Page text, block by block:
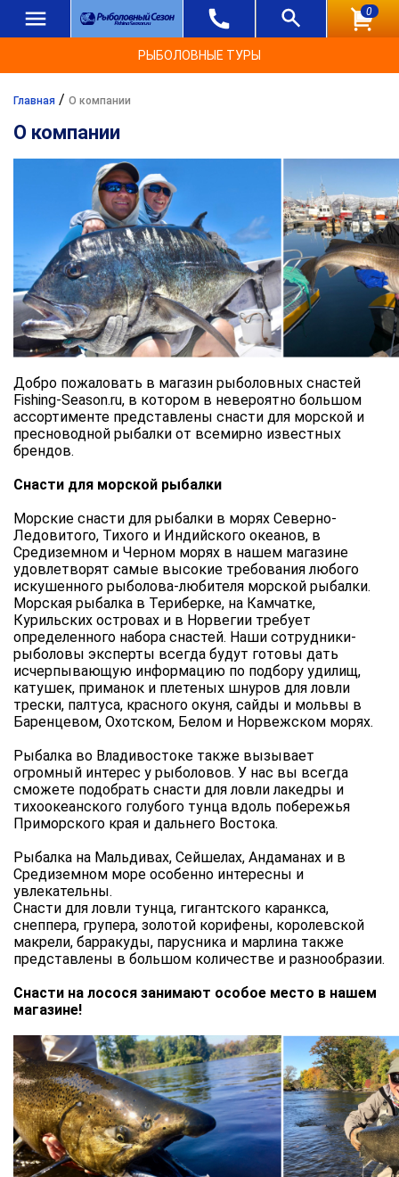
0
РЫБОЛОВНЫЕ ТУРЫ
Главная / О компании
О компании
Добро пожаловать в магазин рыболовных снастей
Fishing-Season.ru, в котором в невероятно большом
ассортименте представлены снасти для морской и
пресноводной рыбалки от всемирно известных
брендов.
Снасти для морской рыбалки
Морские снасти для рыбалки в морях Северно-
Ледовитого, Тихого и Индийского океанов, в
Средиземном и Черном морях в нашем магазине
удовлетворят самые высокие требования любого
искушенного рыболова-любителя морской рыбалки.
Морская рыбалка в Териберке, на Камчатке,
Курильских островах и в Норвегии требует
определенного набора снастей. Наши сотрудники-
рыболовы эксперты всегда будут готовы дать
исчерпывающую информацию по подбору удилищ,
катушек, приманок и плетеных шнуров для ловли
трески, палтуса, красного окуня, сайды и мольвы в
Баренцевом, Охотском, Белом и Норвежском морях.
Рыбалка во Владивостоке также вызывает
огромный интерес у рыболовов. У нас вы всегда
сможете подобрать снасти для ловли лакедры и
тихоокеанского голубого тунца вдоль побережья
Приморского края и дальнего Востока.
Рыбалка на Мальдивах, Сейшелах, Андаманах и в
Средиземном море особенно интересны и
увлекательны.
Снасти для ловли тунца, гигантского каранкса,
снеппера, групера, золотой корифены, королевской
макрели, барракуды, парусника и марлина также
представлены в большом количестве и разнообразии.
Снасти на лосося занимают особое место в нашем
магазине!